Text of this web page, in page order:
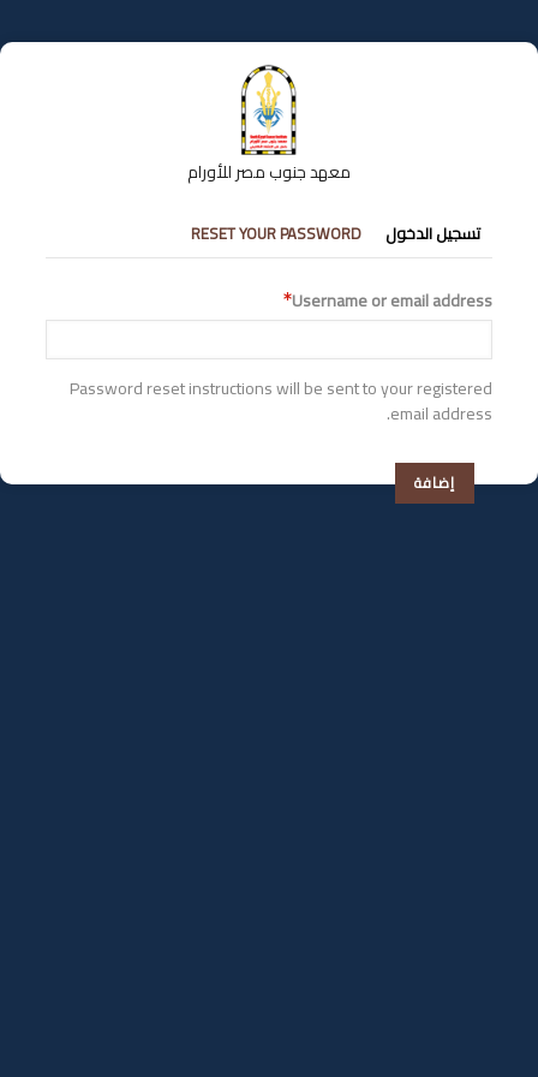
إلى
المحتوى
معهد جنوب مصر للأورام
التبويبات
الأساسية
تسجيل الدخول RESET YOUR PASSWORD
Username or email address
Password reset instructions will be sent to your registered
email address.